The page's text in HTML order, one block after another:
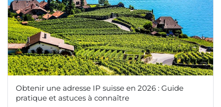
Obtenir une adresse IP suisse en 2026 : Guide
pratique et astuces à connaître